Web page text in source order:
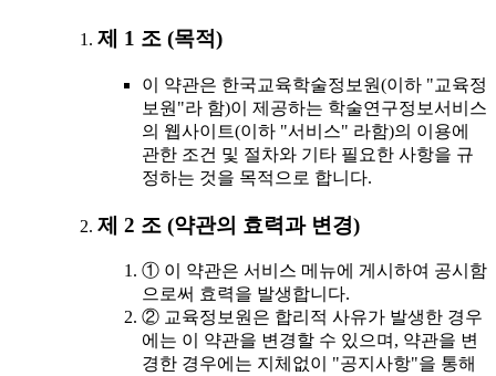
제 1 조 (목적)
이 약관은 한국교육학술정보원(이하 "교육정
보원"라 함)이 제공하는 학술연구정보서비스
의 웹사이트(이하 "서비스" 라함)의 이용에
관한 조건 및 절차와 기타 필요한 사항을 규
정하는 것을 목적으로 합니다.
제 2 조 (약관의 효력과 변경)
① 이 약관은 서비스 메뉴에 게시하여 공시함
으로써 효력을 발생합니다.
② 교육정보원은 합리적 사유가 발생한 경우
에는 이 약관을 변경할 수 있으며, 약관을 변
경한 경우에는 지체없이 "공지사항"을 통해